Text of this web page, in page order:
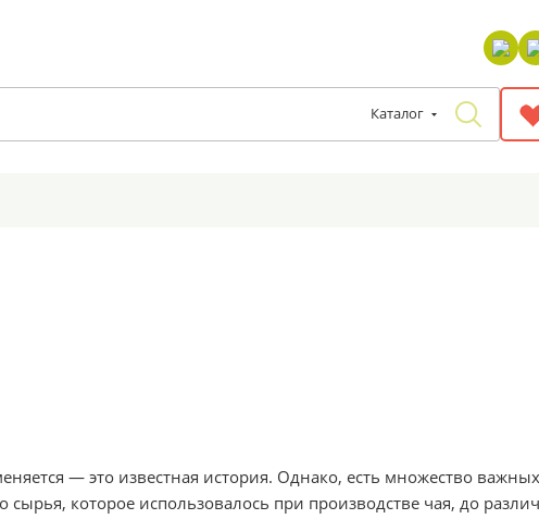
Каталог
— это известная история. Однако, есть множество
которое использовалось при производстве чая, до